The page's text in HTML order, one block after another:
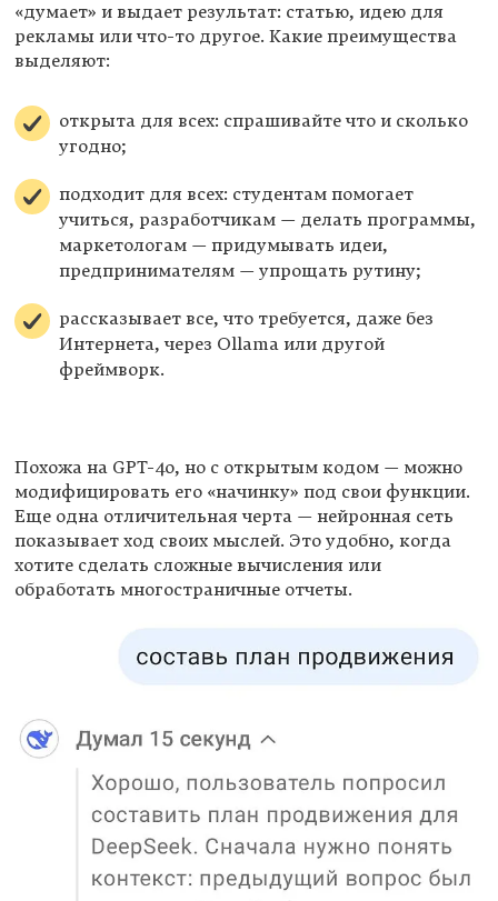
«думает» и выдает результат: статью, идею для
рекламы или что-то другое. Какие преимущества
выделяют:
открыта для всех: спрашивайте что и сколько
угодно;
подходит для всех: студентам помогает
учиться, разработчикам — делать программы,
маркетологам — придумывать идеи,
предпринимателям — упрощать рутину;
рассказывает все, что требуется, даже без
Интернета, через Ollama или другой
фреймворк.
Похожа на GPT-4o, но с открытым кодом — можно
модифицировать его «начинку» под свои функции.
Еще одна отличительная черта — нейронная сеть
показывает ход своих мыслей. Это удобно, когда
хотите сделать сложные вычисления или
обработать многостраничные отчеты.